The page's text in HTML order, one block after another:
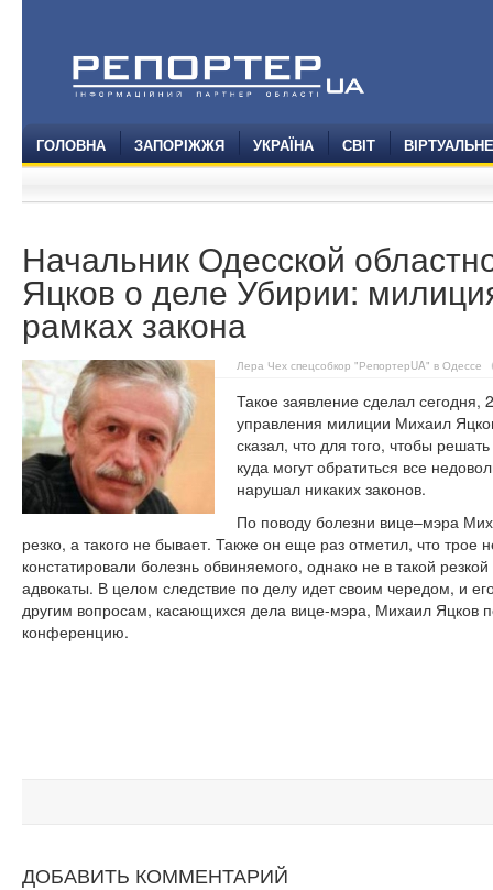
ГОЛОВНА ЗАПОРІЖЖЯ УКРАЇНА СВІТ
Начальник Одесской
Яцков о деле Убирии:
рамках закона
Лера Чех спецсобкор "РепортерUA" в Одессе
Такое заявление сделал сегодня,
управления милиции Михаил
сказал, что для того, чтобы
куда могут обратиться все
нарушал никаких законов.
По поводу болезни вице–мэра
резко, а такого не бывает. Также он еще раз отметил, что трое
констатировали болезнь обвиняемого, однако не в такой
адвокаты. В целом следствие по делу идет своим чередом, и
другим вопросам, касающихся дела вице-мэра, Михаил Яцков
конференцию.
ДОБАВИТЬ КОММЕНТАРИЙ